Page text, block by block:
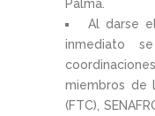
Palma.
Al darse
inmediato
miembros de
(FTC),